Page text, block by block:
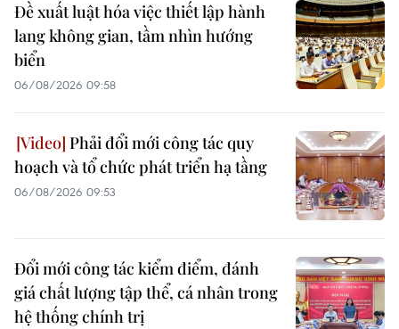
Đề xuất luật hóa việc thiết lập hành
lang không gian, tầm nhìn hướng
biển
06/08/2026 09:58
Phải đổi mới công tác quy
hoạch và tổ chức phát triển hạ tầng
06/08/2026 09:53
Đổi mới công tác kiểm điểm, đánh
giá chất lượng tập thể, cá nhân trong
hệ thống chính trị